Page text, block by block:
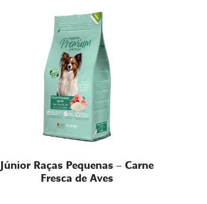
Júnior Raças Pequenas – Carne
Fresca de Aves